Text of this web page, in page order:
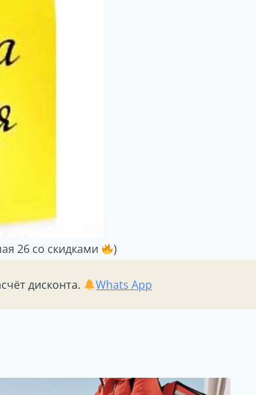
26 со скидками )
дисконта. Whats App